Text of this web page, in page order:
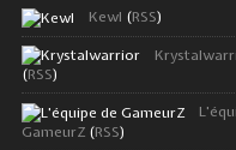
Kewl (RSS)
(RSS)
GameurZ (RSS)